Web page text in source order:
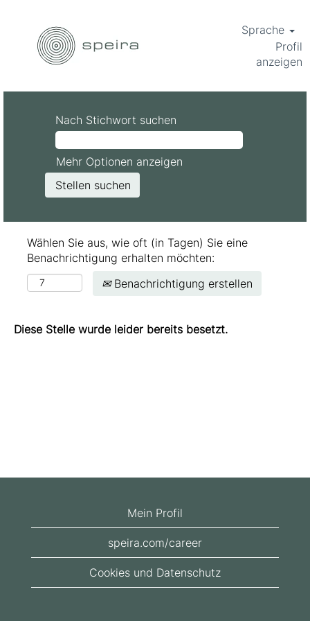
Sprache
Profil
anzeigen
Nach Stichwort suchen
Mehr Optionen anzeigen
Wählen Sie aus, wie oft (in Tagen) Sie eine
Benachrichtigung erhalten möchten:
Benachrichtigung erstellen
Diese Stelle wurde leider bereits besetzt.
Mein Profil
speira.com/career
Cookies und Datenschutz